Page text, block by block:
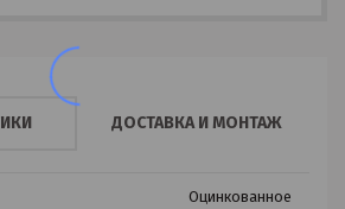
ДОСТАВКА И МОНТАЖ
Оцинкованное